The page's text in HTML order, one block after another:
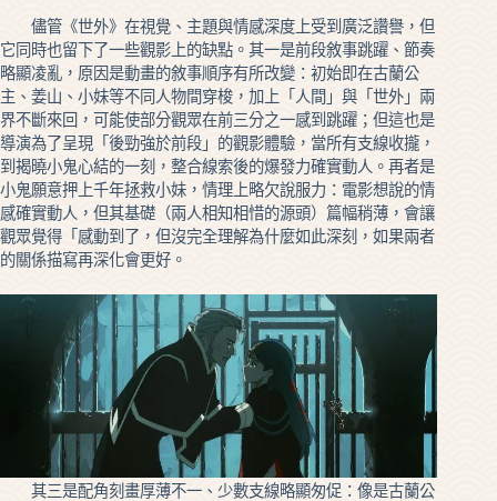
儘管《世外》在視覺、主題與情感深度上受到廣泛讚譽，但
它同時也留下了一些觀影上的缺點。其一是前段敘事跳躍、節奏
略顯凌亂，原因是動畫的敘事順序有所改變：初始即在古蘭公
主、姜山、小妹等不同人物間穿梭，加上「人間」與「世外」兩
界不斷來回，可能使部分觀眾在前三分之一感到跳躍；但這也是
導演為了呈現「後勁強於前段」的觀影體驗，當所有支線收攏，
到揭曉小鬼心結的一刻，整合線索後的爆發力確實動人。再者是
小鬼願意押上千年拯救小妹，情理上略欠說服力：電影想說的情
感確實動人，但其基礎（兩人相知相惜的源頭）篇幅稍薄，會讓
觀眾覺得「感動到了，但沒完全理解為什麼如此深刻，如果兩者
的關係描寫再深化會更好。
其三是配角刻畫厚薄不一、少數支線略顯匆促：像是古蘭公